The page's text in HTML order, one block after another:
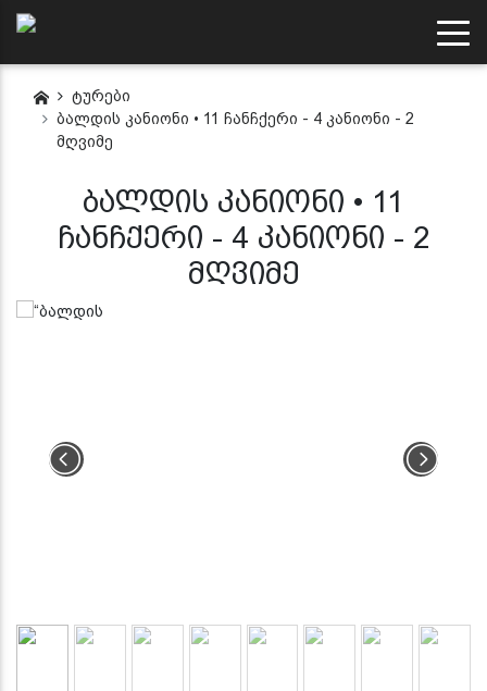
ტურები
ბალდის კანიონი • 11 ჩანჩქერი - 4 კანიონი - 2
მღვიმე
ბალდის კანიონი • 11
ჩანჩქერი - 4 კანიონი - 2
მღვიმე